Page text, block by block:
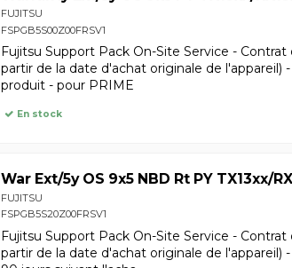
FUJITSU
FSPGB5S00Z00FRSV1
Fujitsu Support Pack On-Site Service -
partir de la date d'achat originale de l'appareil)
produit - pour PRIME
En stock
War Ext/5y OS 9x5 NBD Rt PY TX13xx/
FUJITSU
FSPGB5S20Z00FRSV1
Fujitsu Support Pack On-Site Service -
partir de la date d'achat originale de